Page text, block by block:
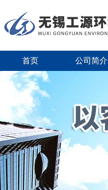
首页 公司简介